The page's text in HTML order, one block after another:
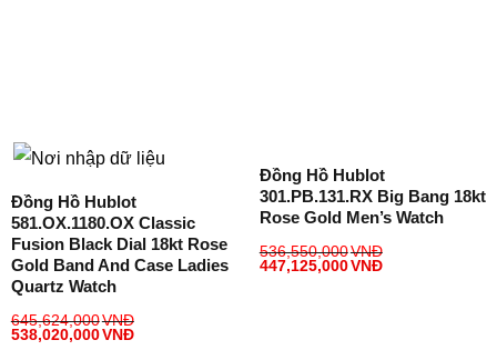
Đồng Hồ Hublot
581.OX.1180.OX Classic
Fusion Black Dial 18kt Rose
Gold Band And Case Ladies
Quartz Watch
645,624,000VNĐ
538,020,000VNĐ
Đồng Hồ Hublot
301.PB.131.RX Big Bang 18kt
Rose Gold Men’s Watch
536,550,000VNĐ
447,125,000VNĐ